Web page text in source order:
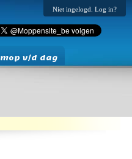
Niet ingelogd. Log in?
mop v/d dag